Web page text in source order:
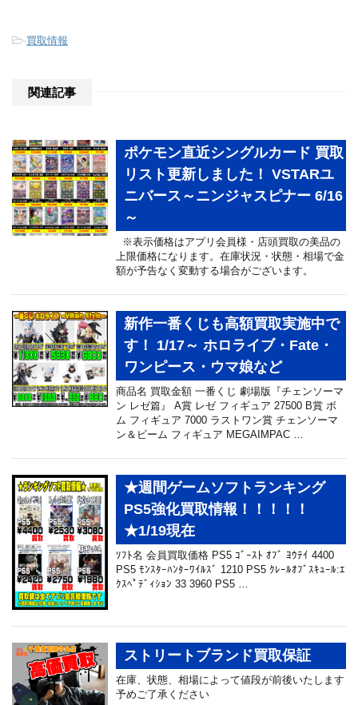
-買取情報
関連記事
ポケモン直近シングルカード 買取
リスト更新しました！ VSTARユ
ニバース～ニンジャスピナー 6/16
～
※表示価格はアプリ会員様・店頭買取の美品の
上限価格になります。在庫状況・状態・相場で金
額が予告なく変動する場合がございます。
新作一番くじも高額買取実施中で
す！ 1/17～ ホロライブ・Fate・
ワンピース・ウマ娘など
商品名 買取金額 一番くじ 劇場版『チェンソーマ
ン レゼ篇』 A賞 レゼ フィギュア 27500 B賞 ボ
ム フィギュア 7000 ラストワン賞 チェンソーマ
ン＆ビーム フィギュア MEGAIMPAC …
★週間ゲームソフトランキング
PS5強化買取情報！！！！！
★1/19現在
ｿﾌﾄ名 会員買取価格 PS5 ｺﾞｰｽﾄ ｵﾌﾞ ﾖｳﾃｲ 4400
PS5 ﾓﾝｽﾀｰﾊﾝﾀｰﾜｲﾙｽﾞ 1210 PS5 ｸﾚｰﾙｵﾌﾞｽｷｭｰﾙ:ｴ
ｸｽﾍﾟﾃﾞｨｼｮﾝ 33 3960 PS5 …
ストリートブランド買取保証
在庫、状態、相場によって値段が前後いたします
予めご了承ください